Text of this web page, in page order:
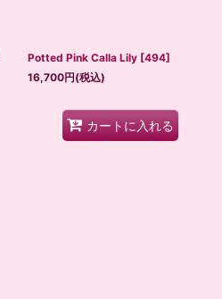
Potted Pink Calla Lily [494]
16,700円(税込)
カートに入れる